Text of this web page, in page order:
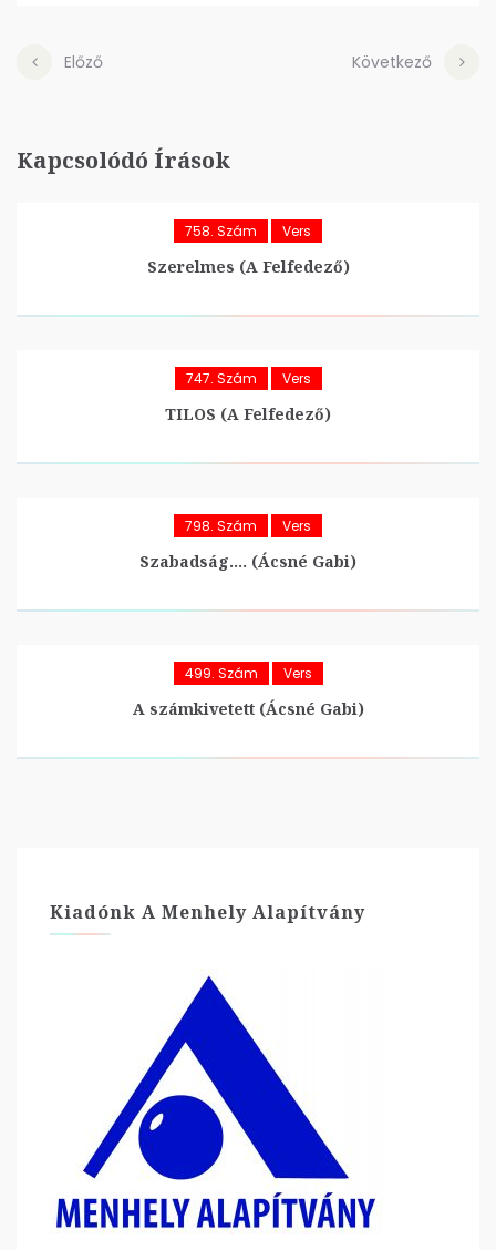
Előző Következő
Kapcsolódó Írások
758. Szám Vers
Szerelmes (A Felfedező)
747. Szám Vers
TILOS (A Felfedező)
798. Szám Vers
Szabadság…. (Ácsné Gabi)
499. Szám Vers
A számkivetett (Ácsné Gabi)
Kiadónk A Menhely Alapítvány